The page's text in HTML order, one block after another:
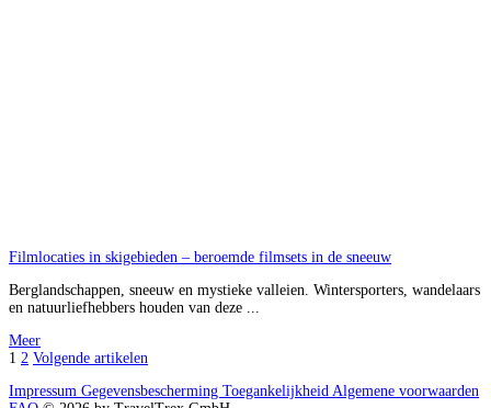
Filmlocaties in skigebieden – beroemde filmsets in de sneeuw
Berglandschappen, sneeuw en mystieke valleien. Wintersporters, wandelaars
en natuurliefhebbers houden van deze ...
Meer
1 2 Volgende artikelen
Impressum Gegevensbescherming Toegankelijkheid Algemene voorwaarden